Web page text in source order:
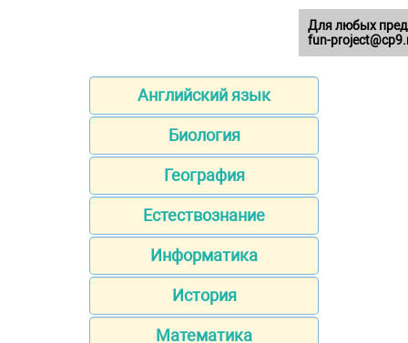
Английский язык
Биология
География
Естествознание
Информатика
История
Математика
Для любых
fun-